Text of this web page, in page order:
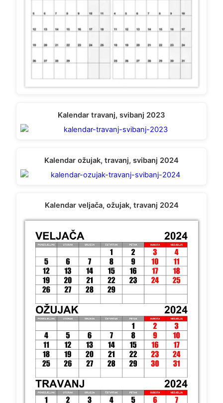
Kalendar travanj, svibanj 2023
Kalendar ožujak, travanj, svibanj 2024
Kalendar veljača, ožujak, travanj 2024